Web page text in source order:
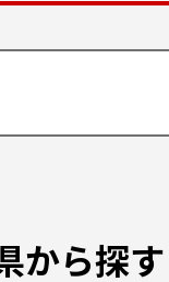
から探す